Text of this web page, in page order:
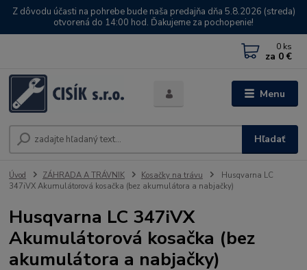
Z dôvodu účasti na pohrebe bude naša predajňa dňa 5.8.2026 (streda)
otvorená do 14:00 hod. Ďakujeme za pochopenie!
Menu
Hľadať
0 ks
za 0 €
Úvod ZÁHRADA A TRÁVNIK Kosačky na trávu
Husqvarna LC
347iVX Akumulátorová kosačka (bez akumulátora a nabjačky)
Husqvarna LC 347iVX
Akumulátorová kosačka (bez
akumulátora a nabjačky)